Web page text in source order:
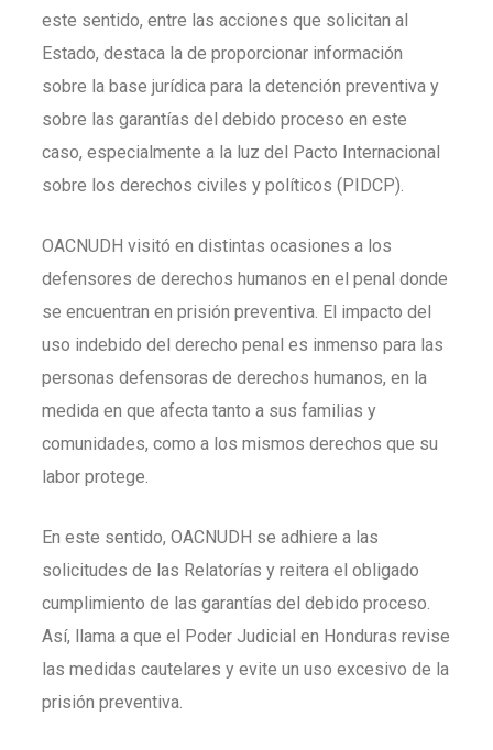
este sentido, entre las acciones que solicitan al
Estado, destaca la de proporcionar información
sobre la base jurídica para la detención preventiva y
sobre las garantías del debido proceso en este
caso, especialmente a la luz del Pacto Internacional
sobre los derechos civiles y políticos (PIDCP).
OACNUDH visitó en distintas ocasiones a los
defensores de derechos humanos en el penal donde
se encuentran en prisión preventiva. El impacto del
uso indebido del derecho penal es inmenso para las
personas defensoras de derechos humanos, en la
medida en que afecta tanto a sus familias y
comunidades, como a los mismos derechos que su
labor protege.
En este sentido, OACNUDH se adhiere a las
solicitudes de las Relatorías y reitera el obligado
cumplimiento de las garantías del debido proceso.
Así, llama a que el Poder Judicial en Honduras revise
las medidas cautelares y evite un uso excesivo de la
prisión preventiva.